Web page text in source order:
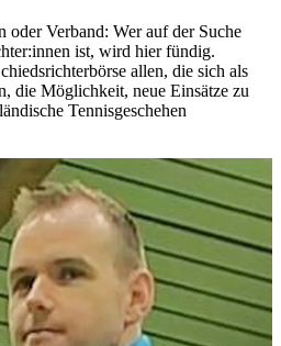
oder Verband: Wer auf der Suche
ist, wird hier fündig.
allen, die sich als
die Möglichkeit, neue Einsätze zu
Tennisgeschehen